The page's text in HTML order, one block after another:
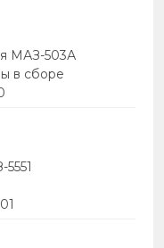
МАЗ-503А
в сборе